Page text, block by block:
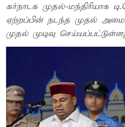
கர்நாடக முதல்-மந்திரியாக
ஏற்றப்பின் நடந்த முதல்
முதல் முடிவு